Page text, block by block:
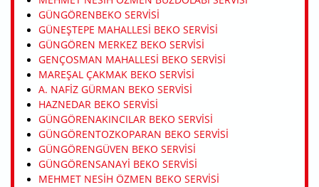
GÜNGÖRENBEKO SERVISI
GÜNEŞTEPE MAHALLESI BEKO SERVISI
GÜNGÖREN MERKEZ BEKO SERVISI
GENÇOSMAN MAHALLESI BEKO SERVISI
MAREŞAL ÇAKMAK BEKO SERVISI
A. NAFIZ GÜRMAN BEKO SERVISI
HAZNEDAR BEKO SERVISI
GÜNGÖRENAKINCILAR BEKO SERVISI
GÜNGÖRENTOZKOPARAN BEKO SERVISI
GÜNGÖRENGÜVEN BEKO SERVISI
GÜNGÖRENSANAYI BEKO SERVISI
MEHMET NESIH ÖZMEN BEKO SERVISI